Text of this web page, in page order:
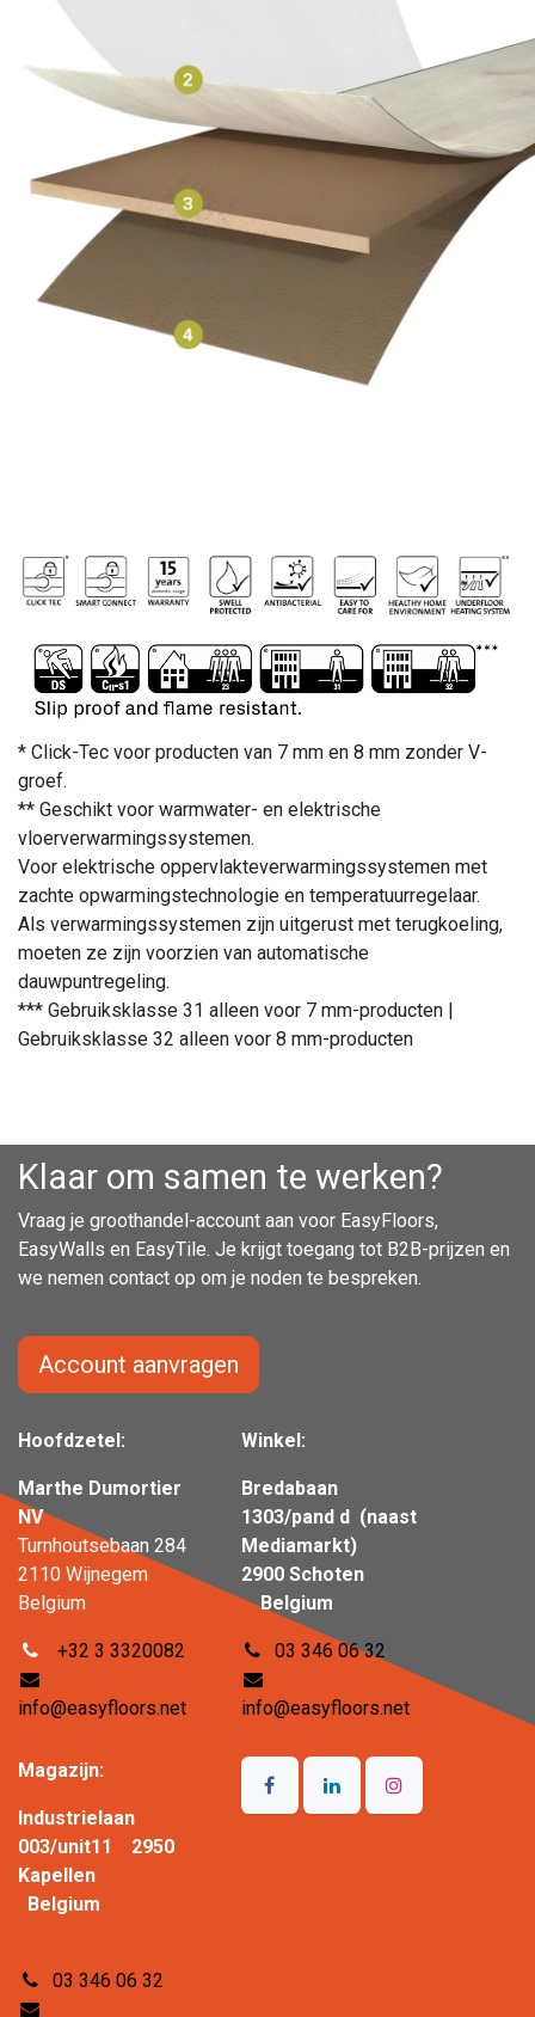
* Click-Tec voor producten van 7 mm en 8 mm zonder V-
groef.
** Geschikt voor warmwater- en elektrische
vloerverwarmingssystemen.
Voor elektrische oppervlakteverwarmingssystemen met
zachte opwarmingstechnologie en temperatuurregelaar.
Als verwarmingssystemen zijn uitgerust met terugkoeling,
moeten ze zijn voorzien van automatische
dauwpuntregeling.
*** Gebruiksklasse 31 alleen voor 7 mm-producten |
Gebruiksklasse 32 alleen voor 8 mm-producten
Klaar om samen te werken?
Vraag je groothandel-account aan voor EasyFloors,
EasyWalls en EasyTile. Je krijgt toegang tot B2B-prijzen en
we nemen contact op om je noden te bespreken.
Hoofdzetel:
Marthe Dumortier
NV
Turnhoutsebaan 284
2110 Wijnegem
Belgium
+32 3 3320082
info@easyfloors.net
Winkel:
Bredabaan
1303/pand d (naast
Mediamarkt)
2900 Schoten
Belgium
03 346 06 32
info@easyfloors.net
Magazijn:
Industrielaan
003/unit11 2950
Kapellen
Belgium
03 346 06 32
Account aanvragen